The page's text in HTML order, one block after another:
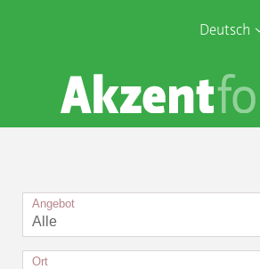
Deutsch
English
Français
Sophia Care
Angebot
Alle
Ort